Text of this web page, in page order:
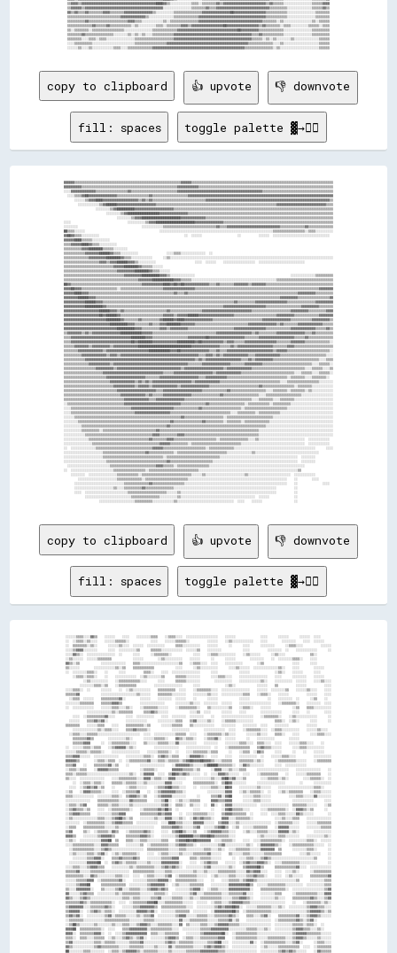
copy to clipboard 👍 upvote 👎 downvote
fill: spaces toggle palette ▓→✊🏽
▓▓▓▓▓▓▒▒▒▒▒▒▒▒▒▒▒▒▒▒▒▒▒▒▒▒▒▒▒▒▒▒▒▒▒▒▒▒▒▒▒▒▒▒▒▒▒▒▒▒▒▒▒▒▒▒▒▒▒▒▒▒▒▒▒▒▓▓▓▓▓▓▒▒▒▒▒▒▒▒▒▒▒▒▒▒▒▒▒▒▒▒▒▒▒▒▒▒▒▒▒▒▒▒▒▒▒▒▒▒▒▒▒▒▒▒▒▒▒▒▒▒▒▒▒▒▒▒▒▒▒▒▒▒▒▒▒▒▒▒▒▒▒▒▒▒▒▒▒▒▒▒
▓▓▓▓▓▓▓▓▓▓▒▒▒▒▒▒▒▒▒▒▒▒▒▒▒▒▒▒▒▒▒▒▒▒▒▒▒▒▒▒▒▒▒▒▒▒▒▒▒▒▒▒▒▒▒▒▒▒▒▒▒▒▒▒▓▓▓▓▓▓▓▓▓▓▓▓▒▒▒▒▒▒▒▒▒▒▒▒▒▒▒▒▒▒▒▒▒▒▒▒▒▒▒▒▒▒▒▒▒▒▒▒▒▒▒▒▒▒▒▒▒▒▒▒▒▒▒▒▒▒▒▒▒▒▒▒▒▒▒▒▒▒▒▒▒▒▒▒▒▒▒▒
░░░░▓▓▓▓▓▓▓▓▓▓▓▓▓▓▒▒▒▒▒▒▒▒▒▒▒▒▒▒▒▒▒▒▓▓▒▒▒▒▒▒▒▒▒▒▒▒▒▒▒▒▒▒▒▒▒▒▒▒▒▒▓▓▓▓▓▓▓▓▓▓▓▓▓▓▓▓▓▓▓▓▓▓▓▓▓▓▓▓▓▓▓▓▓▓▓▓▓▓▓▓▓▓▓▓▓▓▓▓▒▒▒▒▒▒▒▒▒▒▒▒▒▒▒▒▒▒▒▒▒▒▒▒▒▒▒▒▒▒▒▒▒▒▒▒▒▒▒▒
  ░░░░▒▒▒▒▓▓██▓▓▓▓▓▓▓▓▓▓▓▓▓▓▓▓▒▒▒▒▒▒▒▒▒▒▒▒▒▒▒▒▒▒▓▓▒▒▒▒▒▒▒▒▒▒▒▒▒▒▒▒▒▒▒▒▓▓▓▓▓▓▓▓▓▓▓▓▓▓▓▓▓▓▓▓▓▓▓▓▓▓▓▓▓▓▓▓▓▓▓▓▓▓▓▓▓▓▓▓▓▓▓▓▓▓▓▓▓▓▓▓▓▓▓▓▓▓▓▓▓▓▓▓▓▓▓▓▓▓▓▓▓▓▓▓▓▓
      ░░░░░░▒▒▓▓▓▓████▓▓▓▓▓▓▓▓▓▓▓▓▓▓▓▓▓▓▓▓▒▒▓▓▒▒▓▓▒▒▒▒▒▒▒▒▒▒▒▒▒▒▒▒▒▒▒▒▒▒▒▒▒▒▒▒▒▒▓▓▓▓▓▓▓▓▓▓▓▓▓▓▓▓▓▓▓▓▓▓▓▓▓▓▓▓▓▓▓▓▓▓▓▓▓▓▓▓▓▓▓▓▓▓▓▓▓▓▓▓▓▓▓▓▓▓▓▓▓▓▓▓▓▓▓▓▓▓▒▒
        ░░░░░░░░░░░░▒▒▓▓██████▓▓▓▓▓▓▓▓▓▓▓▓▓▓▓▓▓▓▓▓▓▓▒▒▒▒▒▒▒▒▒▒▒▒▒▒▒▒▒▒▒▒▒▒▒▒▒▒▒▒▒▒▒▒▒▒▒▒▒▒▒▒▒▒▒▒▒▒▒▒▒▒▒▒▒▒▒▒▒▒▒▒▒▒▒▒▒▒▒▒▓▓▓▓▓▓▓▓▓▓▓▓▓▓▓▓▓▓▓▓▓▓▓▓▓▓▓▓▒▒▒▒
                  ░░░░░░░░▒▒▓▓██████████▓▓▓▓▓▓▓▓▓▓▓▓▓▓▓▓▓▓▓▓▓▓▒▒▒▒▒▒▒▒▒▒▒▒▒▒▒▒▒▒▒▒▒▒▒▒▒▒▒▒▒▒▒▒▒▒▒▒▒▒▒▒▒▒▒▒▒▒▒▒▒▒▒▒▒▒▒▒▒▒▒▒▒▒▒▒▒▒▒▒▒▒▒▒▒▒▒▒▒▒▒▒▒▒▒▒▒▒▒▒▒▒
                        ░░░░░░░░▒▒▓▓██████████████████▓▓▓▓▓▓▓▓▓▓▓▓▓▓▓▓▒▒▒▒▒▒▒▒▒▒▒▒▒▒▒▒▒▒▒▒▒▒▒▒▒▒▒▒▒▒▒▒▒▒▒▒▒▒▒▒▒▒▒▒▒▒▒▒▒▒▒▒▒▒▒▒▒▒▒▒▒▒▒▒▒▒▒▒▒▒▒▒▒▒▒▒▒▒▒▒▒▒
                              ░░░░░░░░▒▒▓▓▓▓██████████████████████▓▓▓▓▓▓▓▓▓▓▓▓▓▓▒▒▒▒▒▒▒▒▒▒▒▒▒▒▒▒▒▒▒▒▒▒▒▒▒▒▒▒▒▒▒▒▒▒▒▒▒▒▒▒▒▒▒▒▒▒▒▒▒▒▒▒▒▒▒▒▒▒▒▒▒▒▒▒▒▒▒▒▒▒▒▒
░░░░                                ░░░░░░░░░░▒▒▓▓▓▓██████████████████████▓▓▓▓▓▓▓▓▓▓▓▓▓▓▓▓▒▒▒▒▒▒▒▒▒▒▒▒▒▒▒▒▒▒▒▒▒▒▒▒▒▒▒▒▒▒▒▒▒▒▒▒▒▒▒▒▒▒▒▒▒▒▒▒▒▒▒▒▒▒▒▒▒▒▒▒▒▒
░░░░░░░░                                    ░░░░░░░░░░░░▒▒▒▒▒▒▒▒▒▒▒▒▒▒▒▒▒▒▒▒▒▒▒▒▒▒▒▒▒▒▓▓▒▒▒▒▓▓▓▓▓▓▓▓▓▓▓▓▓▓▓▓▓▓▓▓▓▓▓▓▓▓▓▓▓▓▒▒▒▒▒▒▒▒▒▒▒▒▒▒▓▓▒▒▒▒▒▒▒▒▒▒▒▒▒▒
██▒▒▒▒░░░░░░                                          ░░░░░░░░░░░░░░░░░░░░░░░░░░░░░░░░░░░░░░░░░░░░░░░░░░░░░░░░░░░░░░░░▒▒▒▒▒▒▒▒▒▒▒▒▒▒▒▒▒▒░░▒▒▒▒░░░░░░░░░░
▓▓██▓▓▒▒▒▒░░░░░░░░░░                                                ░░  ░░░░░░                    ░░          ░░░░░░  ░░░░░░░░░░░░░░░░░░░░░░░░░░░░░░░░  
▓▓▓▓▓▓████▒▒▒▒▒▒░░░░░░░░░░                                                                                                                              
▒▒▒▒▓▓▓▓▓▓████▓▓▒▒▒▒░░░░░░░░░░                                                                                                                          
▒▒▒▒▒▒▒▒▒▒▓▓▓▓████████▒▒▒▒▒▒░░░░░░░░                                                                                                                    
▒▒▒▒▒▒▒▒▒▒▒▒▓▓▓▓▓▓▓▓██████▓▓▒▒▒▒░░░░░░░░░░                ░░░░▒▒▒▒░░░░░░░░░░░░░░  ░░                                                                    
▒▒▒▒▒▒▒▒▒▒▒▒▒▒▓▓▓▓▓▓▓▓▓▓████████▓▓▒▒▒▒░░░░░░░░░░░░      ░░▒▒░░░░░░░░░░░░░░░░░░░░░░░░░░░░░░░░░░░░░░░░░░░░░░░░░░░░░░░░░░░░░░░░░░░░░░░░░░░░░░░░░░░░░░░░░░░░
▒▒▒▒▒▒▒▒▒▒▒▒▒▒▒▒▒▒▒▒▓▓▓▓▒▒▓▓▓▓██████▓▓▓▓▒▒░░░░░░░░░░                      ░░░░  ░░░░░░    ░░░░░░░░░░░░░░░░░░  ░░░░░░░░░░░░░░░░░░░░░░░░░░                
▒▒▒▒▒▒▒▒▒▒▒▒▒▒▒▒▒▒▒▒▒▒▒▒▒▒▒▒▓▓▓▓▓▓████████▓▓▒▒▒▒▒▒░░░░░░                                                                                                
▒▒▒▒▒▒▒▒▒▒▒▒▒▒▒▒▒▒▒▒▒▒▒▒▒▒▒▒▒▒▓▓▓▓▓▓▓▓▓▓████████▓▓▒▒▒▒░░░░░░                                                                                            
▒▒▒▒▒▒▒▒▒▒▒▒▒▒▒▒▒▒▒▒▒▒▒▒▒▒▒▒▒▒▒▒▒▒▓▓▓▓▓▓▓▓▓▓██████████▓▓▓▓▒▒░░░░░░░░░░░░░░                                                      ░░░░░░░░░░░░░░▒▒▒▒▒▒▒▒▒▒
▒▒▒▒▒▒▒▒▒▒▒▒▒▒▒▒▒▒▒▒▒▒▒▒▒▒▒▒▒▒▒▒▒▒▒▒▒▒▒▒▒▒▓▓▓▓▓▓▓▓████████████▓▓▓▓▒▒▒▒▒▒░░░░░░░░░░░░░░░░░░░░░░░░░░░░░░░░░░░░░░░░░░░░░░░░▒▒▒▒▒▒▒▒▒▒▒▒▒▒▒▒▒▒▒▒▒▒▒▒▒▒▒▒▒▒▒▒
██▓▓▒▒▒▒▒▒▒▒▒▒▒▒▒▒▒▒▒▒▒▒▒▒▒▒▒▒▒▒▒▒▒▒▒▒▒▒▒▒▒▒▓▓▓▓▓▓▓▓▓▓▓▓████▓▓██▓▓██▓▓▓▓▓▓▓▓▓▓▓▓▓▓▒▒▒▒▓▓▒▒▒▒▒▒▒▒▓▓▓▓▓▓▓▓▒▒▓▓▓▓▓▓▓▓▒▒▒▒▒▒▒▒▒▒▒▒▒▒▒▒▒▒▒▒▒▒▒▒▒▒▒▒▒▒▒▒▒▒▒▒▒▒
▓▓▓▓██▓▓▓▓▒▒▒▒▒▒▒▒▒▒▒▒▒▒▒▒▒▒▒▒░░▒▒▒▒▒▒▒▒▒▒▒▒▒▒▒▒▒▒▒▒▒▒▒▒▓▓▓▓▓▓▓▓▓▓▓▓▓▓▓▓▓▓▒▒▒▒▒▒▒▒▒▒▒▒▒▒▒▒▒▒▒▒▒▒▒▒▒▒▒▒▒▒▒▒▒▒▒▒▒▒▒▒▒▒▒▒▒▒▒▒▒▒▒▒▒▒▒▒▒▒▒▒▒▒▒▒▒▒▒▒▒▒▓▓▓▓▓▓▓▓
▓▓▓▓▓▓████▓▓▓▓▒▒▒▒▒▒▒▒▒▒▒▒▒▒▒▒▒▒▒▒▒▒▒▒▒▒▒▒▒▒▒▒▒▒▒▒▒▒▒▒▒▒▒▒▒▒▒▒▓▓▒▒▒▒▓▓▒▒▒▒▒▒▒▒▒▒▒▒▒▒▒▒▒▒▒▒▒▒▒▒▒▒▒▒▒▒▒▒▒▒▒▒▒▒▒▒▒▒▒▒▒▒▒▒▒▒▒▒▒▒▒▒▒▒▒▒▒▒▓▓▓▓▓▓▓▓▓▓▒▒▒▒▒▒▒▒▒▒
▓▓▓▓▓▓▓▓██████▓▓▓▓▒▒▒▒▒▒▒▒▒▒▒▒▒▒▒▒▒▒▒▒▒▒▒▒▒▒▒▒▒▒▒▒▒▒▒▒▒▒▒▒▒▒▒▒▒▒▒▒▒▒▒▒▒▒▒▒▒▒▒▒▒▒▒▒▒▒▒▒▒▒▒▒▒▒▒▒▒▒▒▒▒▒▒▒▒▒▒▒▒▒▒▒▒▒▒▒▒▒▒▒▒▒▒▒▓▓▓▓▓▓▓▓▓▓▒▒▒▒▒▒▒▒▒▒▒▒▒▒▒▒▒▒▓▓
▓▓▓▓▓▓▓▓▓▓▓▓██████▓▓▓▓▒▒▒▒▒▒▒▒▒▒▒▒▒▒▒▒▒▒▒▒▒▒▒▒▒▒▒▒▒▒▒▒▒▒▒▒▒▒▒▒▒▒▒▒▒▒▒▒▒▒▒▒▒▒▒▒▒▒▒▒▒▒▒▒▒▒▒▒▒▒▒▒▒▒▓▓▒▒▒▒▒▒▒▒▒▒▓▓▓▓▓▓▓▓▓▓▓▓▓▓▓▓▓▓▒▒▒▒▒▒▒▒▒▒▒▒▒▒▒▒▓▓▓▓▓▓▓▓▓▓
▓▓▓▓▓▓▓▓▓▓▓▓██████████▓▓▒▒▒▒▒▒▒▒▒▒▒▒▒▒▒▒▒▒▒▒▒▒▒▒▒▒▒▒▒▒▒▒▒▒▒▒▒▒▒▒▒▒▒▒▒▒▒▒▒▒▒▒▒▒▒▒▒▒▒▒▒▒▒▒▒▒▓▓▓▓▓▓▓▓▓▓▓▓▓▓▓▓▓▓▓▓▓▓▓▓▒▒▒▒▒▒▒▒▒▒▒▒▒▒▒▒▒▒▒▒▓▓▓▓▓▓▓▓▓▓▒▒▒▒▒▒▒▒
▓▓▓▓▓▓▓▓▓▓▓▓▓▓▓▓▓▓▓▓██████▓▓▓▓▒▒▓▓▒▒▒▒▒▒▒▒▒▒▒▒▒▒▒▒▒▒▒▒▒▒▒▒▓▓▒▒▒▒▒▒▒▒▒▒▒▒▒▒▒▒▒▒▓▓▓▓▓▓▓▓▓▓▓▓▓▓▓▓▓▓▓▓▓▓▓▓▓▓▓▓▒▒▒▒▒▒▒▒▒▒▒▒▒▒▒▒▒▒▒▒▒▒▓▓▓▓▓▓▓▓▓▓▒▒▒▒▒▒▒▒▒▒▓▓▓▓
▓▓▓▓▓▓▓▓▓▓▓▓▓▓▓▓▓▓▓▓██▓▓██████▓▓▒▒▒▒▒▒▒▒▒▒▒▒▒▒▒▒▒▒▒▒▒▒▒▒▓▓▓▓▓▓▒▒▓▓▓▓▓▓██████▓▓▓▓▓▓▓▓▓▓▓▓▓▓▓▓▓▓▓▓▒▒▒▒▒▒▒▒▒▒▒▒▒▒▒▒▒▒▒▒▒▒▒▒▓▓▓▓▓▓▓▓▓▓▒▒▒▒▒▒▒▒▒▒▒▒▒▒▓▓▓▓▓▓▓▓
▓▓▓▓▓▓▓▓▓▓▓▓▓▓▓▓▓▓▓▓▓▓▓▓████████▓▓▒▒▒▒▒▒▒▒▓▓▒▒▒▒▒▒▒▒▒▒▓▓██████▓▓████▓▓▓▓▓▓▓▓▓▓▓▓▓▓▓▓▒▒▒▒▒▒▒▒▒▒▒▒▒▒▒▒▒▒▒▒▒▒▒▒▒▒▒▒▓▓▓▓▓▓▓▓▓▓▓▓▓▓▓▓▒▒▒▒▒▒▒▒▒▒▒▒▓▓▓▓▓▓▓▓▓▓▒▒
▓▓▓▓▓▓▓▓▓▓▓▓▓▓▓▓▓▓▓▓▓▓▓▓▓▓██████████▓▓▓▓▒▒▒▒▒▒▒▒▓▓▒▒▒▒▓▓▓▓████████▓▓▓▓▓▓▓▓▒▒▒▒▒▒▒▒▒▒▒▒▒▒▒▒▒▒▒▒▒▒▒▒▒▒▒▒▒▒▓▓▓▓▓▓▓▓▓▓▓▓▓▓▓▓▒▒▓▓▒▒▒▒▒▒▒▒▓▓▓▓▓▓▓▓▓▓▓▓▓▓▒▒▒▒▒▒
▓▓▓▓▓▓▓▓▓▓▓▓▓▓▓▓▓▓▓▓▓▓▓▓▓▓▓▓▓▓██████████▓▓▓▓▒▒▒▒▒▒▒▒▒▒▓▓▓▓▒▒▓▓▓▓▓▓▓▓▓▓▒▒▒▒▒▒▒▒▒▒▒▒▒▒▒▒▒▒▒▒▒▒▒▒▒▒▓▓▓▓▓▓▓▓▓▓▓▓▓▓▓▓▓▓▒▒▒▒▒▒▒▒▒▒▒▒▒▒▓▓▓▓▓▓▓▓▓▓▓▓▓▓▒▒▒▒▒▒▓▓▒▒
▒▒▓▓▓▓▓▓▓▓▒▒▓▓▒▒▓▓▓▓▓▓▓▓▓▓▓▓▓▓▓▓████████████▓▓▓▓▓▓▒▒▒▒▒▒▒▒▒▒▒▒▒▒▒▒▒▒▒▒▒▒▒▒▒▒▒▒▒▒▒▒▒▒▒▒▓▓▓▓▓▓▓▓▓▓▓▓▓▓▓▓▓▓▓▓▒▒▓▓▒▒▒▒▒▒▒▒▒▒▓▓▓▓▓▓▓▓▓▓▓▓▓▓▓▓▒▒▒▒▓▓▒▒▒▒▒▒▒▒▒▒
▒▒▒▒▓▓▓▓▓▓▓▓▓▓▓▓▓▓▓▓▓▓▓▓▓▓▓▓▓▓▓▓▓▓▓▓▓▓████████▓▓▓▓▒▒▒▒▒▒▒▒▒▒▒▒▒▒▒▒▒▒▒▒▓▓▓▓▓▓▓▓▓▓██▓▓▓▓▓▓▓▓▓▓▓▓▓▓▓▓▓▓▓▓▒▒▒▒▒▒▒▒▓▓▓▓▓▓▓▓▓▓▓▓▓▓▓▓▓▓▓▓▒▒▒▒▒▒▓▓▒▒▒▒▒▒▒▒▒▒▒▒▒▒
▒▒▒▒▓▓▓▓▓▓▓▓▓▓▓▓▓▓▓▓▓▓▓▓▓▓▓▓▓▓▓▓▓▓▓▓▓▓██▓▓████████▓▓▓▓▓▓▓▓▓▓▓▓▓▓██████████▓▓██▓▓▓▓▓▓▓▓▓▓▓▓▒▒▓▓▓▓▒▒▒▒▒▒▓▓▓▓▓▓▓▓▓▓▓▓▓▓▓▓▓▓▒▒▒▒▒▒▒▒▓▓▓▓▓▓▓▓▒▒▒▒▒▒▒▒▒▒▒▒▒▒░░
▒▒▒▒▒▒▓▓▓▓▓▓▓▓▒▒▓▓▓▓▓▓▓▓▓▓▒▒▓▓▓▓▓▓▓▓▓▓▓▓▓▓██████████████████████████████▓▓▓▓▓▓▓▓▓▓▓▓▓▓▓▓▒▒▒▒▒▒▓▓▒▒▓▓▓▓▓▓▓▓▓▓▓▓▓▓▓▓▓▓▓▓▒▒▒▒▒▒▒▒▓▓▓▓▒▒▒▒▒▒▒▒▒▒▒▒▒▒▒▒▒▒▒▒▒▒
▒▒▒▒▒▒▒▒▓▓▓▓▓▓▓▓▓▓▓▓▓▓▒▒▓▓▓▓▓▓▓▓▓▓▓▓▓▓▓▓▓▓▓▓▓▓▓▓████████████▓▓▓▓██▓▓▓▓▓▓▓▓▓▓▓▓▓▓▓▓▒▒▒▒▓▓▒▒▒▒▓▓▓▓▓▓▓▓▓▓▓▓▓▓▓▓▓▓▓▓▓▓▓▓▓▓▒▒▓▓▓▓▓▓▒▒▒▒▒▒▒▒▒▒▒▒▒▒▒▒▒▒▒▒▒▒▒▒░░
▒▒▒▒▒▒▒▒▒▒▓▓▓▓▓▓▓▓▓▓▓▓▓▓▒▒▓▓▓▓▒▒▓▓▓▓▓▓▓▓▓▓▓▓▓▓▓▓▓▓▓▓▓▓▓▓▓▓▓▓▓▓▓▓▓▓▓▓▓▓▓▓▓▓▓▓▒▒▒▒▓▓▓▓▒▒▓▓▒▒▓▓▓▓▓▓▓▓▓▓▓▓▓▓▒▒▒▒▓▓▓▓▓▓▓▓▓▓▓▓▓▓▒▒▒▒▒▒▒▒▒▒▒▒▒▒▒▒▒▒▒▒▒▒▒▒▒▒░░░░
▒▒▒▒▒▒▒▒▒▒▒▒▓▓▓▓▓▓▓▓▓▓▓▓▓▓▓▓▓▓▓▓▓▓▓▓▓▓▓▓▓▓▓▓▓▓▓▓▓▓▓▓▓▓▓▓▓▓▓▓▓▓▓▓▓▓▓▓▓▓▓▓▓▓▒▒▓▓▒▒▓▓▓▓▓▓▓▓▓▓▓▓▓▓▓▓▓▓▓▓▒▒▒▒▓▓▒▒▓▓▓▓▓▓▓▓▓▓▒▒▒▒▒▒▒▒▒▒▒▒▒▒▒▒▒▒▒▒▒▒▒▒▒▒░░░░▒▒▒▒
▒▒▒▒▒▒▒▒▒▒▒▒▒▒▓▓▓▓▓▓▓▓▓▓▓▓▒▒▓▓▓▓▓▓▓▓▓▓▓▓▓▓▓▓▓▓▓▓▓▓▓▓▓▓▓▓▓▓▓▓▓▓▓▓▓▓▓▓▓▓▒▒▒▒▒▒▒▒▓▓▓▓▓▓▓▓▓▓▓▓▓▓▓▓▒▒▒▒▒▒▒▒▓▓▓▓▓▓▓▓▓▓▒▒▒▒▒▒▒▒▒▒▒▒▒▒▒▒▒▒▒▒▒▒▒▒▒▒▒▒░░░░▒▒▒▒▒▒░░
▒▒▒▒▒▒▒▒▒▒▒▒▒▒▒▒▒▒▓▓▓▓▓▓▓▓▓▓▒▒▓▓▓▓▓▓▓▓▓▓▓▓▓▓▓▓▓▓▓▓▓▓▓▓▓▓▓▓▓▓▓▓▓▓▓▓▒▒▓▓▓▓▓▓▓▓▓▓▓▓▓▓▓▓▓▓▓▓▓▓▒▒▓▓▓▓▓▓▓▓▓▓▓▓▓▓▒▒▒▒▒▒▒▒▒▒▒▒▒▒▒▒▒▒▒▒▒▒▒▒▒▒▒▒▒▒░░░░▒▒▒▒▒▒░░░░▒▒
▒▒▒▒▒▒▒▒▒▒▒▒▒▒▒▒▒▒▒▒▒▒▓▓▓▓▓▓▓▓▓▓▓▓▓▓▓▓▓▓▓▓▓▓▓▓▓▓▓▓▓▓▓▓▓▓▒▒▒▒▒▒▓▓▓▓▓▓▓▓▓▓▓▓▓▓▓▓▓▓▓▓▓▓▒▒▓▓▓▓▓▓▓▓▓▓▓▓▓▓▒▒▒▒▒▒▒▒▒▒▒▒▒▒▒▒▒▒▒▒▒▒▒▒▒▒▒▒▒▒░░░░▒▒▒▒▒▒░░░░▒▒▒▒▒▒░░
▒▒▒▒▒▒▒▒▒▒▒▒▒▒▒▒▒▒▒▒▒▒▒▒▓▓▓▓▓▓▓▓▓▓▓▓▓▓▓▓▓▓▓▓▓▓▒▒▒▒▒▒▒▒▓▓▓▓▓▓▓▓▓▓▓▓▓▓▓▓▓▓▓▓▓▓▒▒▒▒▓▓▓▓▓▓▓▓▓▓▓▓▒▒▒▒▒▒▒▒▒▒▒▒▒▒▒▒▒▒▒▒▒▒▒▒▒▒▒▒▒▒▒▒▒▒░░▒▒▒▒▒▒▒▒░░░░▒▒▒▒▒▒▒▒░░  
▒▒▒▒▒▒▒▒▒▒▒▒▒▒▒▒▒▒▒▒▒▒▒▒▒▒▓▓▓▓▓▓▓▓▓▓▓▓▓▓▒▒▓▓▒▒▓▓▒▒▓▓▓▓▓▓▓▓▓▓▓▓▓▓▓▓▓▓▓▓▓▓▒▒▓▓▓▓▓▓▓▓▓▓▓▓▓▓▒▒▒▒▒▒▒▒▒▒▒▒▒▒▒▒▒▒▒▒▒▒▒▒▒▒▒▒▒▒▒▒▒▒░░░░▒▒▒▒▒▒▒▒▒▒▒▒▒▒▒▒▒▒░░░░░░░░
▒▒▒▒▒▒▒▒▒▒▒▒▒▒▒▒▒▒▒▒▒▒▒▒▒▒▒▒▓▓▓▓▓▓▓▓▓▓▓▓▒▒▓▓▓▓▓▓▒▒▓▓▓▓▓▓▓▓▓▓▓▓▓▓▒▒▓▓▓▓▓▓▓▓▓▓▓▓▓▓▓▓▒▒▒▒▒▒▒▒▒▒▒▒▒▒▒▒▒▒▒▒▒▒▒▒▒▒▒▒▓▓▒▒▒▒▒▒▒▒▒▒▒▒▒▒▒▒▒▒░░▒▒▒▒▒▒▒▒░░░░░░░░░░░░
▒▒▒▒▒▒▒▒▒▒▒▒▒▒▒▒▒▒▒▒▒▒▒▒▒▒▒▒▒▒▓▓▓▓▓▓▓▓▓▓▓▓▓▓▓▓▓▓▓▓▓▓▒▒▒▒▓▓▓▓▓▓▓▓▓▓▓▓▓▓▓▓▓▓▓▓▓▓▒▒▒▒▒▒▒▒▒▒▒▒▒▒▓▓▒▒▒▒▒▒▒▒▒▒▒▒▒▒▒▒▒▒▒▒░░░░▒▒▒▒▒▒▒▒░░▒▒▒▒▒▒▒▒░░▒▒░░░░░░░░░░░░
▒▒▒▒▒▒▒▒▒▒▒▒▒▒▒▒▒▒▒▒▒▒▒▒▒▒▒▒▒▒▒▒▓▓▓▓▓▓▓▓▓▓▓▓▓▓▒▒▓▓▒▒▒▒▒▒▓▓▓▓▓▓▓▓▓▓▓▓▓▓▓▓▒▒▒▒▒▒▒▒▒▒▒▒▒▒▒▒▓▓▒▒▒▒▒▒▒▒▒▒▒▒▒▒▒▒▒▒▒▒░░░░▒▒▒▒▒▒▒▒▒▒▒▒▒▒▒▒▒▒▒▒░░░░░░░░░░░░░░░░░░
▒▒▒▒▒▒▒▒▒▒▒▒▒▒▒▒▒▒▒▒▒▒▒▒▒▒▒▒▒▒▒▒▒▒▓▓▓▓▓▓▓▓▓▓▓▓▓▓▒▒▒▒▓▓▓▓▓▓▓▓▓▓▓▓▓▓▓▓▒▒▒▒▒▒▒▒▒▒▒▒▒▒▒▒▒▒▒▒▒▒▒▒▒▒▒▒▒▒▒▒▒▒▒▒▒▒░░░░▒▒▒▒▒▒▒▒░░░░▒▒▒▒▒▒▒▒░░░░░░░░░░░░░░░░░░░░░░
░░▒▒▒▒▒▒▒▒▒▒▒▒▒▒▒▒▒▒▒▒▒▒▒▒▒▒▒▒▒▒▒▒▓▓▓▓▓▓▓▓▓▓▓▓▓▓▓▓▓▓▓▓▓▓▓▓▓▓▓▓▓▓▓▓▒▒▒▒▒▒▒▒▒▒▒▒▒▒▓▓▒▒▒▒▒▒▒▒▒▒▒▒▒▒▒▒▒▒▒▒░░▒▒▒▒▒▒▒▒▒▒▒▒░░▒▒▒▒▒▒▒▒▒▒░░░░░░░░░░░░░░░░░░░░░░░░
░░░░▒▒▒▒▒▒▒▒▒▒▒▒▒▒▒▒▒▒▒▒▒▒▒▒▒▒▒▒▒▒▒▒▒▒▓▓▓▓▓▓▓▓▓▓▓▓▓▓▓▓▓▓▓▓▓▓▓▓▒▒▒▒▒▒▒▒▒▒▒▒▒▒▓▓▒▒▒▒▒▒▒▒▒▒▒▒▒▒▒▒▒▒▒▒▒▒░░▒▒▒▒▒▒▒▒▒▒▒▒▒▒▒▒▒▒▒▒▒▒▒▒░░░░░░░░░░░░░░░░░░░░░░░░░░
░░░░▒▒▒▒▒▒▒▒▒▒▒▒▒▒▒▒▒▒▒▒▒▒▒▒▒▒▒▒▒▒▒▒▒▒▒▒▓▓▓▓▓▓▓▓▓▓▓▓▓▓▓▓▓▓▓▓▒▒▒▒▒▒▒▒▒▒▒▒▒▒▒▒▒▒▒▒▒▒▒▒▒▒▒▒▒▒▒▒▒▒░░░░▒▒▒▒▒▒▒▒▒▒░░▒▒▒▒▒▒▒▒▒▒▒▒░░░░░░░░░░░░░░░░░░░░░░░░░░░░░░
░░░░░░▒▒▒▒▒▒▒▒▒▒▒▒▒▒▒▒▒▒▒▒▒▒▒▒▒▒▒▒▒▒▒▒▒▒▒▒▒▒▒▒▒▒▒▒▒▒▒▒▒▒▒▒▒▒▒▒▒▒▒▒▓▓▒▒▒▒▒▒▒▒▒▒▒▒▒▒▒▒▒▒▒▒▒▒░░▒▒▒▒▒▒▒▒▒▒▒▒▒▒▒▒▒▒▒▒▒▒▒▒▒▒░░░░░░░░░░░░░░░░░░░░░░░░░░░░░░░░░░
░░░░░░░░▒▒▒▒▒▒▒▒▒▒▒▒▒▒▒▒▒▒▒▒▒▒▒▒▒▒▒▒▒▒▒▒▒▒▒▒▒▒▒▒▒▒▒▒▒▒▒▒▒▒▒▒▓▓▒▒▒▒▒▒▒▒▒▒▒▒▒▒▒▒▓▓▒▒▒▒▒▒▒▒▒▒░░▒▒▒▒▒▒▒▒░░▒▒▒▒▒▒▒▒▒▒▒▒▒▒░░░░░░░░░░░░░░░░░░░░░░░░░░░░░░░░░░░░
░░░░░░░░░░▒▒▒▒▒▒▒▒▒▒▒▒▒▒▒▒▒▒▒▒▒▒▒▒▒▒▒▒▒▒▒▒▒▒▒▒▒▒▒▒▒▒▒▒▒▒▒▒▓▓▒▒▒▒▒▒▒▒▒▒▒▒▒▒▒▒▒▒▒▒▒▒▒▒▒▒▒▒▒▒▒▒▒▒▒▒▒▒▒▒▒▒▒▒▒▒▒▒▒▒▒▒▒▒░░░░░░░░░░░░░░░░░░░░░░░░░░░░░░░░░░░░░░
░░░░░░░░░░▒▒▒▒▒▒▒▒▒▒░░▒▒▒▒▒▒▒▒▒▒▒▒▒▒▒▒▒▒▒▒▒▒▒▒▒▒▒▒▒▒▓▓▒▒▒▒▒▒▒▒▒▒▒▒▒▒▒▒▒▒▒▒▒▒▒▒▒▒▒▒▒▒▒▒▒▒▒▒▒▒▒▒▒▒▒▒▒▒▒▒▒▒▒▒▒▒▒▒░░░░░░░░░░░░░░░░░░░░░░░░░░░░░░░░░░░░░░░░░░
░░░░░░░░░░░░▒▒▒▒▒▒▒▒▒▒▒▒▒▒▒▒▒▒▒▒▒▒▒▒▒▒▒▒▒▒▒▒▒▒▒▒▒▒▓▓▓▓▒▒▒▒▒▒▒▒▒▒▓▓▓▓▒▒▒▒▒▒▒▒▒▒▒▒▒▒▒▒▒▒▒▒▒▒▒▒▒▒▒▒▒▒▒▒▒▒▒▒▒▒▒▒▒▒░░░░░░░░░░░░░░░░░░░░░░░░░░░░░░░░░░░░░░░░░░
░░░░░░░░░░░░░░▒▒▒▒▒▒▒▒▒▒▒▒▒▒▒▒▒▒▒▒▒▒▒▒▒▒▒▒▒▒▒▒▒▒▓▓▒▒▒▒▒▒▒▒▓▓▓▓▒▒▒▒▒▒▒▒▒▒▒▒▒▒▒▒▒▒▒▒▒▒▒▒░░▒▒▒▒▒▒▒▒▒▒▒▒▒▒▒▒░░░░▒▒░░░░░░░░░░░░░░░░░░░░░░░░░░  ░░░░░░░░░░░░  
░░░░░░░░░░░░░░░░▒▒▒▒▒▒▒▒▒▒▒▒▒▒▒▒▒▒▒▒▒▒▒▒▒▒▒▒▒▒▒▒▒▒▒▒▒▒▓▓▓▓▓▓▒▒▒▒▒▒▒▒▒▒░░▒▒▒▒▒▒▒▒▒▒▒▒▒▒▒▒▒▒▒▒▒▒▒▒▒▒▒▒░░░░░░░░░░░░░░░░░░░░░░░░░░░░░░░░░░░░  ░░░░░░░░░░░░  
░░  ░░░░░░░░░░░░░░▒▒▒▒▒▒▒▒▒▒▒▒▒▒▒▒▒▒▒▒▒▒▒▒▒▒▒▒▒▒▒▒▓▓▓▓▓▓▒▒▒▒▒▒▒▒▒▒▒▒▒▒▒▒▒▒▒▒▒▒▒▒░░▒▒▒▒▒▒▒▒▒▒▒▒▒▒░░░░░░░░░░░░░░░░░░░░░░░░░░░░░░░░░░░░░░░░░░░░░░      ░░░░
░░░░░░░░░░░░░░░░░░░░░░▒▒▒▒▒▒▒▒▒▒▒▒▒▒▒▒▒▒▒▒▒▒▒▒▓▓▒▒▒▒▒▒▒▒▒▒▒▒▒▒░░▒▒▒▒▒▒▒▒▒▒▒▒▒▒▒▒▒▒▒▒▒▒▒▒▒▒▒▒░░░░░░░░░░░░░░▒▒░░░░░░░░░░░░░░░░░░░░░░░░░░░░░░░░░░░░        
░░░░░░░░░░░░░░░░░░░░░░▒▒▒▒▒▒▒▒▒▒▒▒▒▒▒▒▒▒▒▒▒▒▒▒▒▒▒▒▒▒▒▒▒▒░░▒▒▒▒▒▒▒▒▒▒▒▒▒▒▒▒▒▒▒▒▒▒▒▒▒▒▒▒▒▒░░░░░░░░░░░░░░░░░░░░░░░░░░░░░░░░░░░░░░░░░░░░  ░░░░░░░░          
░░░░░░░░░░░░░░░░░░░░░░░░▒▒▒▒▒▒▒▒▒▒▒▒▒▒▒▒▒▒▒▒▒▒▒▒▒▒▒▒▒▒▒▒▒▒▓▓▒▒▒▒▒▒▒▒▒▒▒▒▒▒▒▒▒▒▒▒▒▒▒▒░░░░░░░░░░░░░░░░░░░░░░░░░░░░░░░░░░░░░░░░░░░░░░░░  ░░░░░░░░          
  ░░░░░░░░░░░░░░░░░░░░░░░░▒▒▒▒▒▒▒▒▒▒▒▒▒▒▒▒▒▒▒▒▒▒▒▒▒▒▓▓▓▓▒▒▒▒▒▒░░▒▒▒▒▒▒▒▒▒▒▒▒▒▒▒▒▒▒░░░░░░░░░░░░░░░░░░░░░░░░░░░░░░░░░░░░░░░░░░░░░░░░░░░░░░                
░░  ░░░░░░░░░░░░░░░░░░░░░░░░▒▒▒▒▒▒▒▒▒▒▒▒▒▒▒▒▒▒░░▒▒▒▒▒▒▒
copy to clipboard 👍 upvote 👎 downvote
fill: spaces toggle palette ▓→✊🏽
░░░░░░▒▒▒▒░░░░▓▓▒▒    ░░░░░░    ░░░░    ░░░░░░░░▒▒▒▒    ░░▒▒▒▒░░░░  ░░░░░░░░░░░░░░░░░░    ░░░░░░              ░░░░      ░░░░░░      ░░░░░░  ░░░░      
░░  ░░▒▒▒▒░░▒▒░░░░    ░░░░░░▒▒▒▒▒▒░░            ░░░░    ░░░░░░▒▒▒▒▒▒░░          ░░░░░░    ░░▒▒░░░░░░░░░░░░    ░░░░        ░░░░░░░░    ░░░░  ░░░░░░    
░░  ▒▒▒▒▒▒▒▒░░▒▒░░      ░░░░░░▒▒░░░░  ░░░░░░  ░░░░░░░░░░      ▒▒▒▒░░░░░░░░░░    ░░░░░░      ░░      ░░░░      ░░░░░░░░      ░░▒▒▒▒░░░░          ░░░░░░
░░░░▒▒▓▓▓▓░░░░░░░░      ░░░░  ░░░░░░░░░░▒▒      ▒▒▒▒▒▒░░░░░░░░░░░░  ░░░░░░▒▒    ░░░░░░░░            ░░░░          ░░░░░░░░  ░░    ░░░░░░░░░░░░      ░░
░░░░▓▓▒▒░░  ░░░░░░░░░░░░░░░░  ░░      ░░░░      ░░▒▒▒▒▒▒▒▒░░            ░░░░    ░░▒▒▒▒░░░░░░░░░░    ░░▒▒░░░░░░      ░░▒▒░░░░              ▒▒░░        
░░▒▒░░░░░░  ░░░░░░▒▒▒▒▒▒▒▒            ░░░░░░        ░░▒▒░░░░░░░░░░    ░░░░░░      ░░      ░░░░░░        ░░░░░░░░    ░░  ░░░░░░░░▒▒▒▒░░    ░░░░        
▓▓▒▒░░▒▒            ░░░░░░░░░░░░░░    ▒▒▒▒░░░░░░░░░░░░░░░░░░░░░░▒▒    ░░▒▒▒▒░░░░  ░░░░    ░░░░░░░░░░        ░░▒▒                ░░░░      ░░░░        
▒▒░░░░░░        ░░░░░░░░░░░░▒▒░░▒▒    ▒▒▒▒▒▒▒▒▒▒▒▒            ░░░░      ░░▒▒░░░░░░░░░░      ░░░░▒▒░░░░░░  ░░░░░░░░░░░░░░▒▒░░    ░░░░        ░░░░░░    
░░  ░░░░░░░░▒▒▒▒░░    ░░      ░░░░          ▒▒▒▒░░    ░░░░  ░░░░░░░░░░░░░░░░      ░░░░            ░░░░░░              ░░▒▒░░    ░░░░░░      ░░░░      
    ░░▒▒▒▒░░▒▒▒▒░░    ░░    ░░░░░░░░░░░░  ░░▒▒░░░░░░░░▒▒      ▒▒▒▒▒▒░░░░░░░░      ░░░░▒▒▒▒░░░░    ░░░░░░░░░░░░░░░░    ░░░░      ░░░░░░░░    ░░░░░░    
          ░░▒▒░░░░░░░░░░    ░░▒▒▒▒▒▒▒▒▒▒▒▒░░░░      ░░░░      ▒▒▒▒▒▒░░░░░░░░        ░░░░░░░░░░    ░░░░░░░░░░░░▒▒░░    ░░░░░░░░░░  ░░░░░░    ░░░░▒▒░░░░
        ░░░░░░░░▒▒▒▒░░▒▒    ░░▒▒▒▒▒▒▒▒▒▒          ░░░░░░░░░░░░░░░░      ░░░░              ░░▒▒░░            ░░░░░░    ▒▒          ░░░░░░          ░░░░
░░░░▒▒▒▒░░  ░░      ░░░░░░    ░░  ░░▒▒░░░░░░░░░░    ▒▒▒▒▒▒▒▒▒▒  ░░░░    ░░▒▒▒▒▒▒▒▒░░░░  ░░░░░░░░░░░░░░░░    ░░░░░░  ░░░░░░░░▒▒    ░░░░░░▒▒░░░░    ░░░░
▒▒▒▒▒▒▓▓            ░░░░░░░░░░░░░░░░░░░░▒▒░░░░░░    ▒▒▒▒▒▒▒▒░░░░░░░░    ░░░░░░░░▒▒░░░░  ░░░░░░░░░░░░▒▒▒▒    ░░▒▒▒▒░░    ░░░░░░          ░░░░░░    ░░░░
  ░░▒▒▒▒  ░░░░░░    ▒▒▒▒▒▒▒▒▒▒▓▓░░        ░░░░░░    ░░░░░░░░  ░░░░░░    ░░      ░░░░░░            ░░░░░░          ░░    ░░░░░░░░  ░░      ░░▒▒    ░░  
░░░░░░░░▒▒▒▒▒▒▒▒    ▒▒▒▒▒▒▓▓▓▓▒▒          ░░░░░░░░░░░░░░      ░░░░░░░░▒▒░░░░  ░░░░░░░░  ░░░░░░    ░░░░░░░░░░░░░░░░░░    ░░▒▒▒▒▒▒▒▒░░    ░░░░░░░░  ░░░░
░░  ░░░░░░░░░░░░    ░░░░░░▒▒▒▒░░░░▒▒░░    ░░▒▒▒▒▒▒▒▒░░░░░░    ░░▒▒▒▒▒▒▒▒▒▒░░    ▒▒░░░░░░░░░░▒▒    ░░▒▒▒▒░░    ░░░░░░            ░░▒▒    ▒▒▒▒░░░░░░░░░░
            ░░░░░░░░░░░░░░▒▒░░▒▒▒▒▒▒▒▒      ▒▒▒▒▓▓▒▒░░░░░░            ░░░░▒▒  ░░░░      ░░░░░░    ░░░░        ░░░░░░░░░░░░      ░░░░    ░░        ░░░░
    ░░░░  ░░▒▒▒▒▒▒▒▒▒▒▓▓░░░░      ░░░░  ░░░░░░░░░░    ░░░░  ░░░░░░░░  ░░░░░░░░    ░░    ░░░░░░░░░░░░░░░░░░    ░░▒▒▒▒▒▒▒▒░░    ░░▒▒░░░░░░░░░░░░      ░░
  ░░░░░░    ▒▒▒▒▓▓▒▒▓▓░░          ░░░░░░░░░░░░      ░░░░░░░░░░▒▒▒▒    ▒▒▓▓░░░░░░▒▒░░    ░░▒▒▒▒▒▒░░░░░░░░░░            ▒▒▒▒░░  ░░▒▒░░      ░░░░      ░░
▒▒▒▒▒▒▒▒    ░░░░░░▒▒▒▒    ░░░░    ▒▒▒▒▒▒▒▒▒▒░░▒▒      ░░░░░░▒▒▒▒▒▒    ▒▒░░░░░░░░░░░░    ░░░░░░░░    ░░░░░░░░  ░░░░    ░░░░░░░░          ░░░░░░        
    ░░░░░░░░░░░░░░▒▒░░▒▒▒▒░░░░    ▒▒▒▒▓▓▒▒▒▒▒▒░░            ░░░░░░░░░░        ░░░░░░░░░░░░  ░░░░    ░░▒▒▒▒▒▒▒▒░░░░  ░░▒▒▒▒░░░░░░░░░░    ░░░░░░▒▒░░░░  
  ░░▒▒▒▒░░░░▒▒▒▒▒▒░░░░░░░░░░░░░░░░░░░░░░░░  ░░░░  ░░░░░░░░░░░░▒▒▒▒▒▒  ░░░░    ░░▒▒▒▒▒▒▒▒░░▒▒░░░░      ░░░░░░▒▒░░░░    ▒▒▒▒░░    ░░░░      ░░░░▒▒▒▒░░░░
    ▒▒▒▒▒▒▒▒▓▓▒▒        ░░░░░░░░░░▒▒░░      ░░░░░░▒▒▒▒▒▒░░    ▓▓▒▒░░▒▒▒▒░░    ░░▒▒▒▒▓▓░░  ░░░░░░      ░░    ░░░░░░░░░░        ░░░░░░                  
    ▒▒▒▒▒▒▓▓▓▓      ░░  ░░▒▒▒▒▒▒▒▒▒▒░░░░    ▒▒░░░░░░▒▒▒▒▒▒░░░░▓▓░░░░░░░░░░    ░░░░░░░░    ░░░░░░░░▒▒▒▒░░░░  ▒▒▒▒░░░░  ░░░░    ░░░░░░▒▒▒▒░░░░    ░░    
░░  ░░░░░░▒▒▒▒░░▒▒▒▒    ░░▒▒▓▓▓▓▓▓░░▒▒░░          ░░░░░░░░░░░░░░    ░░░░░░░░░░░░░░  ░░    ░░▒▒▒▒▒▒▒▒▒▒▒▒    ▒▒▓▓▒▒▒▒░░░░░░      ░░░░▒▒▒▒░░░░░░░░░░    
░░░░░░▒▒▒▒▒▒░░▒▒▒▒▒▒░░    ░░░░░░░░░░░░░░░░    ░░░░░░▒▒▒▒▒▒░░  ░░    ░░░░▒▒▒▒▒▒▒▒░░▒▒▒▒      ░░    ░░▒▒▒▒  ░░▓▓▒▒      ░░░░      ░░    ░░    ░░░░░░    
▒▒▒▒▓▓▓▓░░░░░░  ░░░░░░░░░░░░░░    ░░░░░░░░░░▒▒▒▒░░  ▒▒▓▓▒▒░░▒▒▒▒    ░░▓▓▓▓▓▓▒▒░░  ░░░░    ░░░░    ░░░░░░░░░░  ░░    ░░░░░░▒▒▒▒░░░░          ░░░░░░░░░░
▓▓▓▓▓▓▒▒        ░░▒▒▒▒░░▒▒▒▒  ░░  ░░▒▒▒▒▒▒▒▒▒▒▓▓░░░░▒▒▒▒░░▒▒▒▒▒▒░░▒▒▓▓██▓▓▓▓██▓▓▓▓▒▒░░░░▒▒▒▒▒▒    ▒▒▒▒▒▒▒▒░░▒▒░░      ░░▒▒▒▒▒▒▒▒▒▒░░░░░░    ░░▒▒▒▒▒▒▒▒
▒▒▒▒▓▓    ░░    ▒▒▒▒▒▒▒▒▓▓░░▒▒    ░░      ░░░░░░░░░░░░░░    ░░▓▓▓▓▓▓▓▓▒▒░░░░░░▒▒██████▒▒▒▒▒▒▒▒░░  ░░▓▓▒▒░░░░░░░░      ░░░░  ░░░░░░░░░░░░              
░░▒▒▒▒░░▒▒▒▒    ░░▓▓▓▓▓▓▒▒▒▒▒▒            ░░▒▒▒▒▒▒░░        ▓▓▓▓▓▓▒▒▒▒▒▒░░▒▒      ░░▓▓▓▓░░░░▒▒░░░░▒▒▒▒      ░░░░░░░░░░░░░░░░░░    ░░░░░░░░░░░░░░    ░░
▒▒▒▒░░▒▒▒▒▒▒░░░░░░░░░░░░░░░░░░░░░░░░▒▒░░  ░░▓▓▓▓▓▓  ░░░░  ▒▒██▓▓▒▒▓▓▒▒░░░░░░  ░░  ░░░░▓▓▓▓▒▒░░░░░░  ░░░░    ░░▒▒▒▒▒▒▒▒▒▒    ░░    ░░░░░░▒▒▒▒▒▒▒▒    ░░
▒▒░░░░  ░░░░░░░░░░░░░░    ░░░░▒▒▒▒▒▒▒▒▒▒░░░░▓▓▓▓░░▒▒▒▒░░░░▓▓▓▓░░░░░░    ░░░░░░░░░░▒▒░░░░▓▓██▒▒▓▓░░░░▒▒        ░░░░▒▒▒▒▒▒░░▒▒░░        ░░░░▒▒▒▒▒▒░░  ░░
    ░░  ░░▒▒▒▒░░▒▒▒▒░░    ▒▒▒▒▒▒░░▒▒▒▒▒▒░░░░▒▒░░░░░░░░░░▓▓▓▓░░░░░░      ▒▒▒▒▒▒▒▒▒▒▒▒░░  ▒▒██▓▓░░░░░░░░      ░░░░░░░░░░░░░░░░        ░░      ░░░░░░░░░░
  ░░░░  ░░▒▒▓▓▒▒▓▓░░▒▒    ░░      ░░▒▒▒▒░░░░░░    ░░▒▒▒▒▓▓██▒▒▒▒░░░░    ░░  ░░░░░░▒▒▒▒░░░░██▓▓    ░░░░░░░░░░▒▒░░░░░░    ░░░░░░░░░░░░░░░░░░░░▒▒▒▒░░    
░░▒▒    ░░▓▓▓▓▒▒▒▒▒▒░░    ░░░░  ░░▒▒▒▒▒▒▓▓    ░░  ░░▒▒▓▓▓▓▓▓▓▓▒▒▒▒░░            ░░░░░░░░░░▓▓▓▓    ░░▒▒░░▒▒▒▒▒▒░░  ░░    ░░▒▒░░▒▒▒▒▒▒▒▒    ░░▒▒▒▒░░░░░░
▒▒▒▒░░░░░░░░░░░░  ░░░░░░░░▒▒▒▒░░  ▒▒▓▓▓▓▒▒░░▒▒    ░░▒▒▓▓▓▓▓▓░░░░░░░░      ░░      ▒▒▒▒▓▓░░▓▓██      ░░░░░░▒▒▒▒░░░░░░          ░░░░▒▒▒▒░░░░░░▓▓░░░░░░░░
░░░░░░░░░░░░░░    ▒▒▒▒▒▒▒▒▒▒▒▒░░░░░░▓▓▒▒▒▒▒▒▒▒    ░░░░▒▒██░░  ░░▒▒░░░░▒▒▒▒▒▒      ▓▓▓▓▒▒▒▒▓▓▓▓      ░░░░░░▒▒▒▒░░░░░░            ░░░░░░░░░░░░      ░░░░
░░▒▒▒▒░░▒▒▓▓      ▒▒▒▒▒▒░░▒▒▒▒░░░░░░▒▒░░░░░░░░░░░░░░░░▒▒▓▓░░  ▒▒▒▒░░  ▒▒░░░░  ░░  ▓▓░░  ░░▓▓▓▓░░░░░░░░░░░░░░  ░░░░░░░░░░░░░░░░  ▒▒▒▒▒▒▒▒░░░░░░    ░░▒▒
░░▒▒▓▓▒▒▒▒░░▒▒    ░░░░  ░░▒▒▒▒▒▒▒▒▒▒░░    ░░▒▒▒▒▒▒▒▒▓▓▒▒██▒▒  ░░        ░░░░      ░░    ░░▓▓██▒▒▒▒▒▒░░░░      ░░░░▒▒▒▒▒▒▒▒▒▒░░  ░░▓▓▓▓▒▒░░▒▒      ░░  
░░▒▒▓▓▓▓▒▒▒▒▒▒    ░░░░░░░░▒▒▒▒▓▓▓▓        ▒▒▒▒▒▒▒▒▒▒▓▓▒▒▓▓▓▓    ░░  ░░░░▒▒▒▒▒▒▒▒░░░░    ▒▒▓▓▓▓▒▒▒▒▒▒▒▒  ░░    ░░░░  ░░░░▒▒▒▒░░░░░░▓▓▒▒░░░░░░        ░░
░░▒▒░░░░░░░░░░░░░░▒▒▒▒░░░░▒▒▓▓██▒▒░░▒▒    ░░░░░░░░▒▒░░░░▓▓▓▓░░░░▒▒░░  ░░▓▓▒▒▓▓▒▒▒▒░░    ▓▓▓▓░░░░▒▒▒▒▒▒▒▒░░            ░░░░▒▒░░░░▒▒▒▒    ░░░░░░░░░░░░░░
░░░░░░░░  ░░▒▒▒▒▒▒▒▒▒▒░░░░▒▒▓▓▓▓▒▒▒▒▒▒  ░░░░░░░░░░░░  ░░░░████▒▒▒▒░░░░░░▓▓▓▓▓▓░░░░░░  ▒▒▓▓▓▓░░░░▒▒░░░░░░░░░░░░░░░░░░  ░░▒▒▒▒▒▒▒▒░░░░    ░░░░░░▒▒▒▒▒▒▒▒
░░▒▒▒▒    ▒▒▒▒▒▒▒▒▒▒▒▒░░░░░░▒▒░░░░░░░░░░░░░░░░░░░░    ▒▒▒▒▒▒▓▓▓▓▒▒░░░░░░▒▒▓▓  ░░░░░░▒▒▓▓██▒▒  ░░▒▒  ░░░░░░▒▒▒▒▒▒▒▒    ░░▓▓▓▓▓▓░░░░░░    ░░░░░░░░▒▒▒▒▒▒
▒▒▓▓      ▒▒░░  ░░▒▒▒▒▒▒░░▓▓▒▒    ░░▒▒▒▒▒▒▒▒▓▓▒▒░░    ░░░░  ▒▒▓▓██▒▒░░░░▒▒    ░░▒▒▓▓▓▓▓▓▒▒▒▒░░░░    ░░▒▒░░░░▒▒▒▒▒▒░░░░░░▓▓▓▓▓▓░░▒▒░░        ░░░░░░░░░░
▓▓▓▓▒▒    ░░░░░░░░▒▒▓▓▓▓▓▓▒▒      ▒▒▒▒▒▒▒▒▓▓▓▓▒▒░░    ░░░░░░░░▒▒████████▒▒▒▒▓▓▓▓██▓▓▒▒▒▒▒▒▒▒░░░░            ░░▒▒░░░░░░░░▒▒▒▒░░░░░░░░    ░░░░░░░░░░▒▒░░
░░▒▒░░  ░░░░░░░░░░░░▓▓▓▓██  ▒▒    ▒▒▒▒░░░░▒▒▒▒░░░░░░░░▒▒▒▒    ▒▒▓▓▓▓██▓▓██▓▓▓▓▓▓▓▓  ░░░░▒▒▒▒▒▒░░    ░░░░  ░░░░▒▒▒▒▒▒▒▒▒▒▒▒░░  ░░░░░░░░░░▒▒▒▒░░  ░░░░░░
░░░░▒▒▒▒▒▒▒▒▒▒▒▒░░░░▓▓▓▓▒▒▒▒▒▒    ░░░░░░░░▒▒  ░░▒▒▒▒▒▒▒▒▒▒░░░░▒▒▓▓▓▓▒▒▒▒░░  ░░░░░░░░░░▒▒▓▓░░░░░░░░░░░░▒▒░░  ░░▓▓▓▓▓▓▓▓▒▒░░    ░░▒▒▒▒▒▒▒▒▒▒▒▒░░░░░░  ░░
  ░░▒▒▒▒▒▒▒▒▒▒▒▒░░░░▒▒▓▓▒▒░░░░░░░░░░░░░░░░░░  ▒▒▒▒▒▒▒▒▒▒▒▒░░░░░░▒▒▒▒░░░░░░░░░░▒▒▒▒░░░░▒▒░░  ░░░░▒▒▒▒▒▒▒▒░░░░░░▓▓▓▓▓▓▓▓  ▒▒      ░░░░░░░░▒▒▒▒░░      ░░
  ░░▒▒░░░░░░▒▒▒▒░░▒▒▓▓░░  ░░▒▒░░▒▒▒▒▒▒▒▒░░    ░░░░  ░░▒▒▒▒░░░░░░▒▒░░░░░░▒▒▒▒▒▒▒▒▓▓░░░░░░    ▒▒░░░░░░▒▒▒▒░░░░░░░░▒▒▒▒▒▒▒▒▒▒          ░░░░▒▒░░░░░░    ░░
    ░░░░░░░░▒▒▒▒▓▓▓▓░░    ▒▒▒▒▓▓▒▒▒▒▒▒▓▓▒▒    ░░░░░░░░▒▒▒▒▒▒▓▓▓▓      ▒▒▒▒░░▒▒▒▒▒▒░░░░░░      ░░  ░░░░▒▒▒▒░░░░▒▒▓▓▒▒░░░░░░░░░░░░░░░░░░░░░░░░▒▒      ░░
  ░░░░░░░░░░▓▓▓▓▓▓██  ░░  ▒▒▓▓▒▒░░▒▒▒▒▒▒░░░░░░▒▒░░░░░░▓▓▓▓▓▓▓▓▓▓░░    ░░░░  ░░▒▒▓▓▒▒▒▒    ░░░░░░  ░░▒▒▓▓▒▒▒▒▓▓▓▓▒▒░░  ░░░░▒▒▒▒▒▒▒▒▒▒░░░░░░░░░░      ░░
░░░░▒▒▒▒░░░░▒▒▓▓▓▓▒▒▒▒    ░░░░░░░░░░▒▒░░▒▒▒▒▒▒▒▒▒▒░░░░▒▒▓▓▒▒▓▓▒▒░░  ░░░░░░░░░░▒▒▓▓░░░░░░░░░░▒▒░░    ▒▒▓▓▓▓▓▓██▒▒      ▒▒▒▒▒▒▒▒▒▒▒▒▓▓░░░░  ░░░░░░░░░░░░
▒▒▒▒▒▒▓▓░░░░░░▒▒▒▒▒▒▒▒░░░░░░░░░░░░░░  ▒▒▒▒▒▒▒▒▒▒▒▒░░░░░░▒▒▒▒░░░░░░░░░░░░▒▒░░░░▒▒░░░░░░▒▒▒▒▒▒▒▒▒▒░░░░░░▓▓▒▒▓▓▓▓░░░░    ░░░░  ░░░░▒▒░░      ░░▒▒▒▒▒▒▒▒▒▒
▒▒▒▒▒▒▒▒▒▒░░░░▓▓▒▒░░░░░░░░░░▒▒▒▒░░░░  ░░░░  ░░▒▒▒▒░░░░░░▒▒▓▓  ░░▒▒▒▒▒▒▒▒▒▒░░░░░░  ░░▒▒░░░░░░▒▒▒▒░░░░░░▒▒▒▒▓▓▒▒▒▒░░    ░░░░  ░░▒▒░░░░░░    ▒▒▒▒▒▒▒▒▒▒▓▓
░░░░░░▒▒▒▒▒▒▓▓▓▓  ░░▒▒▒▒▒▒▒▒▒▒▓▓░░    ░░░░░░░░▒▒▒▒▒▒▓▓▓▓▓▓░░  ▒▒▒▒▒▒▒▒▒▒▒▒░░░░    ░░    ░░░░▒▒▒▒▒▒░░▒▒▓▓▓▓▒▒░░░░░░░░░░░░░░░░░░░░░░▒▒      ░░░░░░░░▒▒▒▒
░░░░░░▒▒▓▓▓▓██      ▒▒▒▒▒▒▒▒▒▒▒▒▒▒  ░░░░░░░░░░▒▒▓▓▓▓▓▓▓▓░░  ░░▒▒░░░░░░▒▒▒▒▒▒▒▒    ░░░░░░░░░░▓▓▓▓▓▓▓▓▓▓██▒▒  ░░░░░░▒▒▒▒▒▒▒▒▒▒░░░░░░░░░░  ░░░░░░░░░░▒▒▒▒
▒▒░░░░▓▓▓▓▓▓▓▓░░    ▒▒░░░░░░▒▒▓▓░░░░▒▒▒▒▒▒░░░░▒▒▓▓▓▓▒▒▓▓▒▒    ░░░░░░░░▒▒▓▓▓▓░░  ░░▒▒▒▒░░░░░░▓▓▓▓▓▓▓▓▓▓▓▓░░    ▒▒▒▒▒▒▒▒▒▒▒▒▒▒░░  ░░░░░░░░░░░░░░░░░░▒▒▓▓
▓▓░░░░░░▒▒▓▓▒▒▒▒  ░░░░░░░░░░▒▒░░▒▒▒▒▒▒▒▒▒▒░░░░░░░░▒▒▒▒▒▒░░  ░░░░░░░░░░▒▒▓▓░░░░▒▒▒▒▒▒▒▒▒▒░░░░▒▒▒▒▒▒▒▒▓▓░░░░    ░░░░░░░░▒▒▒▒      ░░▒▒▒▒▒▒▒▒▒▒▒▒░░░░▓▓▓▓
▓▓▒▒░░░░▒▒▓▓▒▒░░░░░░░░░░░░░░░░░░▒▒▒▒░░▒▒▒▒░░░░░░▒▒▒▒▓▓░░░░░░▒▒▒▒▒▒░░░░▒▒░░░░▒▒▒▒▒▒▒▒▒▒▒▒░░░░░░▒▒▒▒▓▓▓▓▒▒░░    ░░░░░░░░▒▒░░░░    ▒▒▒▒▒▒▒▒▒▒▓▓▒▒░░░░▒▒▓▓
▒▒▒▒▒▒▒▒▓▓▒▒░░▒▒▒▒▒▒▒▒▒▒▒▒░░  ░░░░  ░░▒▒▒▒▒▒▒▒▓▓▓▓██░░░░▒▒▒▒▒▒▒▒▒▒░░░░░░  ░░░░░░  ░░▒▒▒▒░░░░▒▒▓▓▓▓▓▓▒▒▒▒░░░░░░░░░░░░░░░░░░░░    ░░    ░░▒▒▒▒▒▒▒▒░░▒▒░░
▒▒▓▓▓▓▓▓▓▓░░░░▒▒▒▒▒▒▒▒▓▓▒▒░░    ░░░░░░▒▒▒▒▓▓▓▓▓▓▓▓▒▒  ▒▒▒▒▒▒▒▒▒▒▒▒▒▒░░░░  ░░░░░░░░░░▒▒▓▓▒▒▓▓▓▓██▓▓░░  ░░░░░░▒▒▒▒▒▒▒▒░░░░▒▒░░  ░░░░░░░░░░▒▒▓▓▓▓▒▒▒▒░░░░
▒▒▓▓▓▓▓▓░░  ░░▒▒▓▓▒▒░░▒▒▒▒░░  ░░░░░░░░░░▓▓▓▓▓▓▒▒▓▓░░  ░░░░░░░░▒▒▒▒▒▒▒▒  ░░░░░░░░  ░░▓▓▓▓▓▓▓▓▓▓██▒▒  ░░▒▒▒▒▒▒▒▒▒▒▒▒▒▒░░░░░░░░░░░░░░░░░░░░▒▒▓▓▓▓▓▓▒▒░░▒▒
▒▒▓▓▒▒▓▓░░  ░░░░░░░░░░▒▒▓▓░░▒▒▒▒▒▒░░░░░░▒▒░░▒▒▒▒▓▓  ░░░░░░░░░░▒▒▓▓▓▓░░░░░░▒▒▒▒▒▒░░░░▒▒▒▒▒▒▒▒▓▓▒▒░░    ▒▒▒▒░░░░▒▒▓▓░░    ▒▒▒▒▒▒▒▒▒▒▓▓░░░░▒▒▓▓▓▓▒▒░░░░░░
░░▒▒▒▒▒▒▒▒░░░░░░░░░░░░▒▒▒▒▒▒▒▒▒▒▒▒▒▒░░░░░░░░▒▒▒▒▒▒░░░░░░░░░░░░░░▓▓░░░░▒▒▒▒▒▒▒▒▒▒░░░░░░▒▒▒▒▒▒▓▓░░▒▒    ░░░░░░░░░░░░░░  ░░▒▒▒▒▒▒▒▒▒▒▓▓▒▒░░▒▒▓▓░░        
░░▒▒██▒▒░░░░░░░░▒▒░░░░░░░░▒▒░░░░▒▒▒▒░░░░▒▒▓▓▓▓▒▒░░░░▒▒▒▒▒▒▒▒░░░░▓▓  ▒▒░░░░░░▒▒▒▒░░░░▒▒▓▓▓▓▓▓▒▒▒▒▒▒░░░░░░░░░░░░░░░░░░  ░░░░░░░░░░▒▒▒▒▒▒░░▒▒▒▒░░  ░░    
▓▓▓▓██  ▒▒▒▒▒▒▒▒▒▒▒▒░░  ░░░░    ▒▒